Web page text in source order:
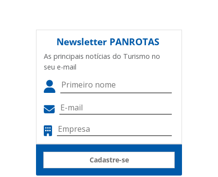
Newsletter PANROTAS
As principais notícias do Turismo no
seu e-mail
Cadastre-se